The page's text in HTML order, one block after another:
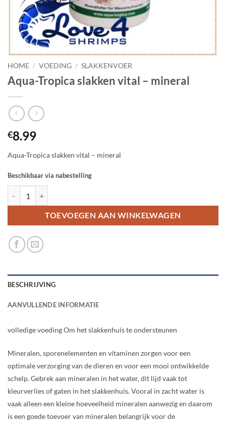
HOME / VOEDING / SLAKKENVOER
Aqua-Tropica slakken vital – mineral
€8.99
Aqua-Tropica slakken vital – mineral
Beschikbaar via nabestelling
TOEVOEGEN AAN WINKELWAGEN
BESCHRIJVING
AANVULLENDE INFORMATIE
volledige voeding Om het slakkenhuis te ondersteunen
Mineralen, sporenelementen en vitaminen zorgen voor een
optimale verzorging van de dieren en voor een mooi ontwikkelde
schelp. Gebrek aan mineralen in het water, dit lijd vaak tot
kleurverlies of gaten in het slakkenhuis. Vooral in zacht water is
vaak alleen een kleine hoeveelheid mineralen aanwezig en daarom
is een goede toevoer van mineralen belangrijk voor de